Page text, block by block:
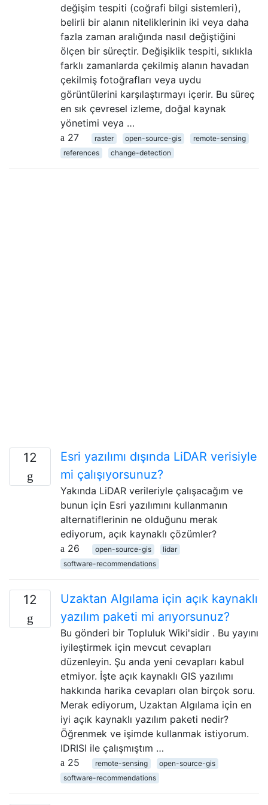
değişim tespiti (coğrafi bilgi sistemleri),
belirli bir alanın niteliklerinin iki veya daha
fazla zaman aralığında nasıl değiştiğini
ölçen bir süreçtir. Değişiklik tespiti, sıklıkla
farklı zamanlarda çekilmiş alanın havadan
çekilmiş fotoğrafları veya uydu
görüntülerini karşılaştırmayı içerir. Bu süreç
en sık çevresel izleme, doğal kaynak
yönetimi veya …
27
raster open-source-gis
remote-sensing
references
change-detection
12
Esri yazılımı dışında LiDAR verisiyle
mi çalışıyorsunuz?
Yakında LiDAR verileriyle çalışacağım ve
bunun için Esri yazılımını kullanmanın
alternatiflerinin ne olduğunu merak
ediyorum, açık kaynaklı çözümler?
26
open-source-gis
lidar
software-recommendations
12
Uzaktan Algılama için açık kaynaklı
yazılım paketi mi arıyorsunuz?
Bu gönderi bir Topluluk Wiki'sidir . Bu yayını
iyileştirmek için mevcut cevapları
düzenleyin. Şu anda yeni cevapları kabul
etmiyor. İşte açık kaynaklı GIS yazılımı
hakkında harika cevapları olan birçok soru.
Merak ediyorum, Uzaktan Algılama için en
iyi açık kaynaklı yazılım paketi nedir?
Öğrenmek ve işimde kullanmak istiyorum.
IDRISI ile çalışmıştım …
25
remote-sensing
open-source-gis
software-recommendations